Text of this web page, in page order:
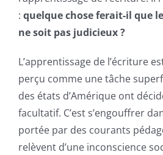
: quelque chose ferait-il que
ne soit pas judicieux ?
L’apprentissage de l’écriture
perçu comme une tâche
des états d’Amérique ont
facultatif. C’est s’engouffrer
portée par des courants
relèvent d’une inconscience